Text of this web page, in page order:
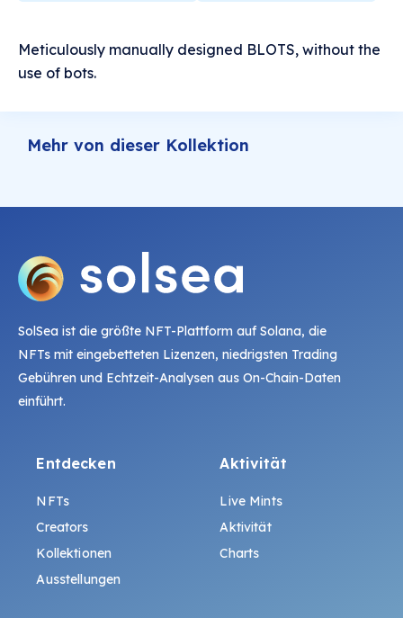
Meticulously manually designed BLOTS, without the
use of bots.
Mehr von dieser Kollektion
SolSea ist die größte NFT-Plattform auf Solana, die
NFTs mit eingebetteten Lizenzen, niedrigsten Trading
Gebühren und Echtzeit-Analysen aus On-Chain-Daten
einführt.
Entdecken
NFTs
Creators
Kollektionen
Ausstellungen
Aktivität
Live Mints
Aktivität
Charts